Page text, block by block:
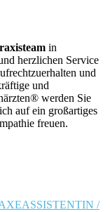
in
herzlichen Service
und
und
werden Sie
auf ein großartiges
freuen.
/